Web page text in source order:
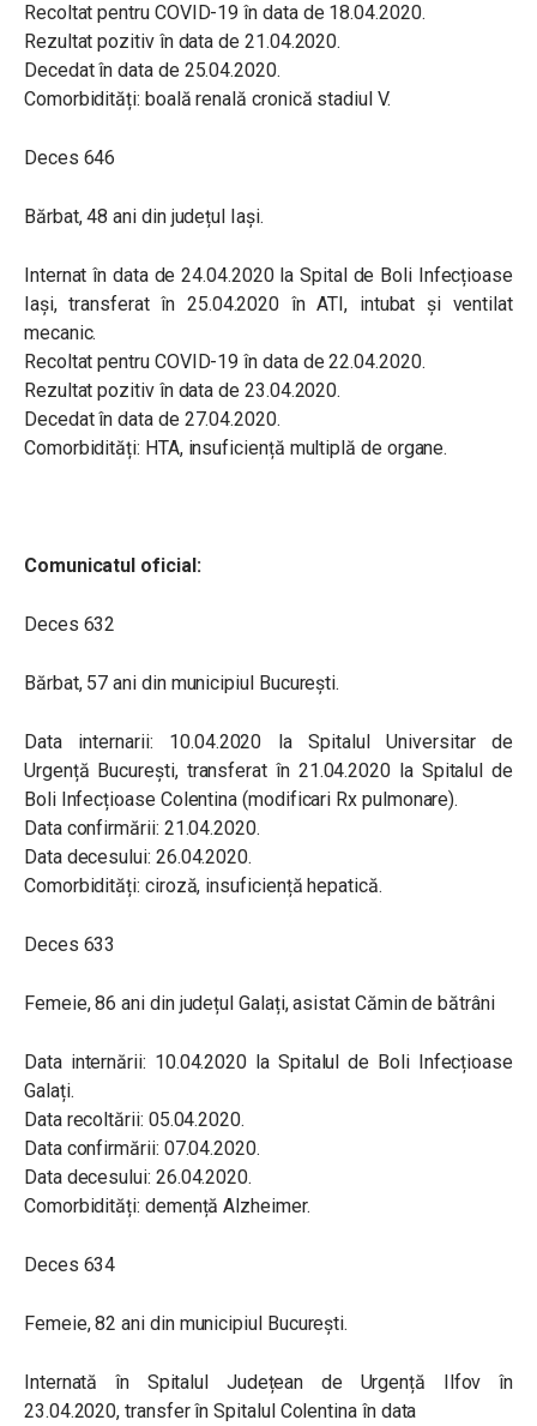
Recoltat pentru COVID-19 în data de 18.04.2020.
Rezultat pozitiv în data de 21.04.2020.
Decedat în data de 25.04.2020.
Comorbidități: boală renală cronică stadiul V.
Deces 646
Bărbat, 48 ani din județul Iași.
Internat în data de 24.04.2020 la Spital de Boli Infecțioase
Iași, transferat în 25.04.2020 în ATI, intubat și ventilat
mecanic.
Recoltat pentru COVID-19 în data de 22.04.2020.
Rezultat pozitiv în data de 23.04.2020.
Decedat în data de 27.04.2020.
Comorbidități: HTA, insuficiență multiplă de organe.
Comunicatul oficial:
Deces 632
Bărbat, 57 ani din municipiul București.
Data internarii: 10.04.2020 la Spitalul Universitar de
Urgență București, transferat în 21.04.2020 la Spitalul de
Boli Infecțioase Colentina (modificari Rx pulmonare).
Data confirmării: 21.04.2020.
Data decesului: 26.04.2020.
Comorbidități: ciroză, insuficiență hepatică.
Deces 633
Femeie, 86 ani din județul Galați, asistat Cămin de bătrâni
Data internării: 10.04.2020 la Spitalul de Boli Infecțioase
Galați.
Data recoltării: 05.04.2020.
Data confirmării: 07.04.2020.
Data decesului: 26.04.2020.
Comorbidități: demență Alzheimer.
Deces 634
Femeie, 82 ani din municipiul București.
Internată în Spitalul Județean de Urgență Ilfov în
23.04.2020, transfer în Spitalul Colentina în data